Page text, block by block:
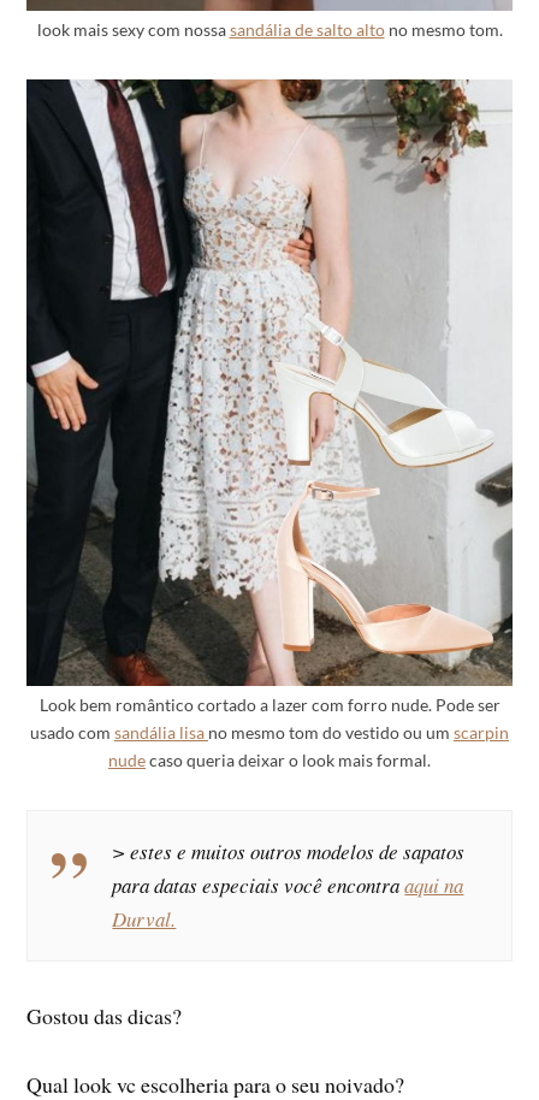
look mais sexy com nossasandália de salto altono mesmo tom.
Look bem romântico cortado a lazer com forro nude. Pode ser
usado com sandália lisa no mesmo tom do vestido ou um scarpin
nudecaso queria deixar o look mais formal.
> estes e muitos outros modelos de sapatos
para datas especiais você encontraaqui na
Durval.
Gostou das dicas?
Qual look vc escolheria para o seu noivado?